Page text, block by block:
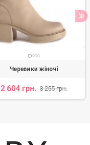
Черевики жіночі
2 604 грн. 3 255 грн.